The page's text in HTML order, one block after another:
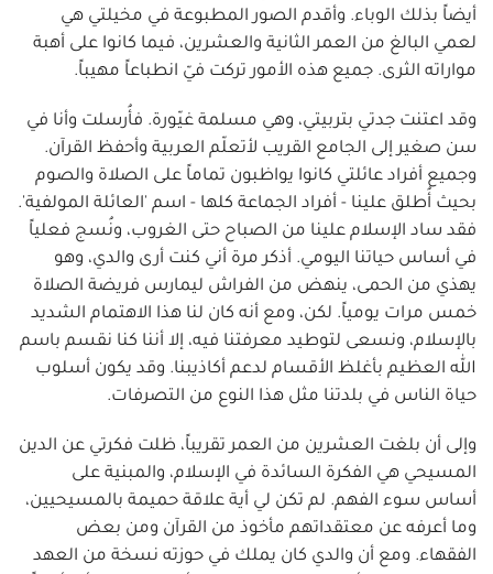
أيضاً بذلك الوباء. وأقدم الصور المطبوعة في مخيلتي هي
لعمي البالغ من العمر الثانية والعشرين، فيما كانوا على أهبة
مواراته الثرى. جميع هذه الأمور تركت فيّ انطباعاً مهيباً.
وقد اعتنت جدتي بتربيتي، وهي مسلمة غيّورة. فأُرسلت وأنا في
سن صغير إلى الجامع القريب لأتعلّم العربية وأحفظ القرآن.
وجميع أفراد عائلتي كانوا يواظبون تماماً على الصلاة والصوم
بحيث أُطلق علينا - أفراد الجماعة كلها - اسم 'العائلة المولفية'.
فقد ساد الإسلام علينا من الصباح حتى الغروب، ونُسج فعلياً
في أساس حياتنا اليومي. أذكر مرة أني كنت أرى والدي، وهو
يهذي من الحمى، ينهض من الفراش ليمارس فريضة الصلاة
خمس مرات يومياً. لكن، ومع أنه كان لنا هذا الاهتمام الشديد
بالإسلام، ونسعى لتوطيد معرفتنا فيه، إلا أننا كنا نقسم باسم
الله العظيم بأغلظ الأقسام لدعم أكاذيبنا. وقد يكون أسلوب
حياة الناس في بلدتنا مثل هذا النوع من التصرفات.
وإلى أن بلغت العشرين من العمر تقريباً، ظلت فكرتي عن الدين
المسيحي هي الفكرة السائدة في الإسلام، والمبنية على
أساس سوء الفهم. لم تكن لي أية علاقة حميمة بالمسيحيين،
وما أعرفه عن معتقداتهم مأخوذ من القرآن ومن بعض
الفقهاء. ومع أن والدي كان يملك في حوزته نسخة من العهد